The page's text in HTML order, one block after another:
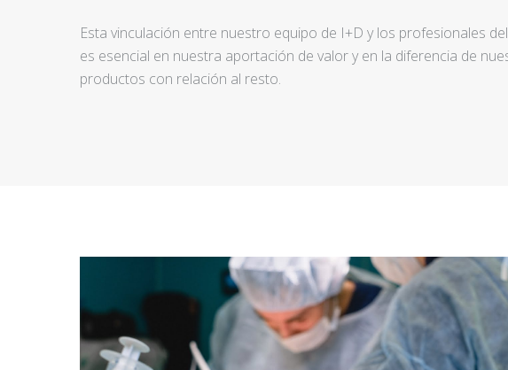
Esta vinculación entre nuestro equipo de I+D y los profesionales
es esencial en nuestra aportación de valor y en la diferencia de
productos con relación al resto.